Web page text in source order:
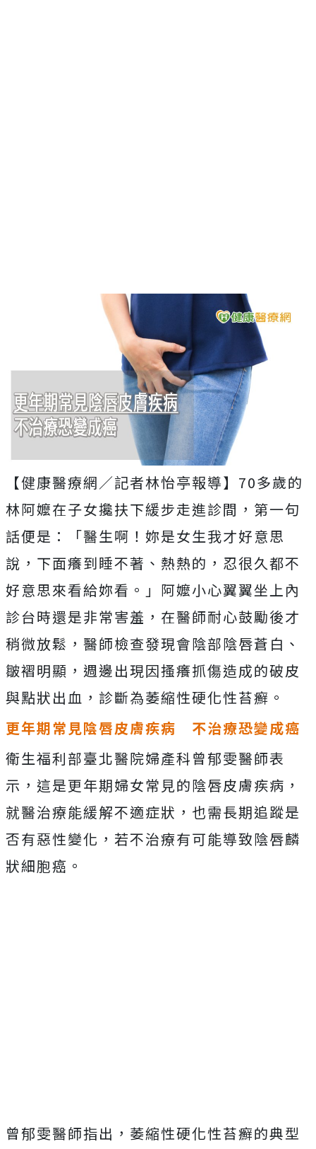
【健康醫療網／記者林怡亭報導】70多歲的
林阿嬤在子女攙扶下緩步走進診間，第一句
話便是：「醫生啊！妳是女生我才好意思
說，下面癢到睡不著、熱熱的，忍很久都不
好意思來看給妳看。」阿嬤小心翼翼坐上內
診台時還是非常害羞，在醫師耐心鼓勵後才
稍微放鬆，醫師檢查發現會陰部陰唇蒼白、
皺褶明顯，週邊出現因搔癢抓傷造成的破皮
與點狀出血，診斷為萎縮性硬化性苔癬。
更年期常見陰唇皮膚疾病 不治療恐變成癌
衛生福利部臺北醫院婦產科曾郁雯醫師表
示，這是更年期婦女常見的陰唇皮膚疾病，
就醫治療能緩解不適症狀，也需長期追蹤是
否有惡性變化，若不治療有可能導致陰唇麟
狀細胞癌。
曾郁雯醫師指出，萎縮性硬化性苔癬的典型